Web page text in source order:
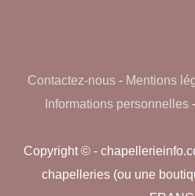
Contactez-nous- Mentions
Informations personnelles -
Copyright © -
chapelleries (ou une